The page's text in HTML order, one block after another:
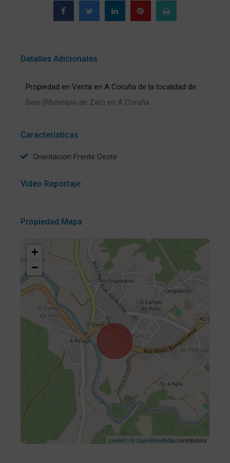
Detalles Adicionales
Propiedad en Venta en A Coruña de la localidad de:
Baio (Municipio de Zas) en A Coruña
Características
Orientacion Frente Oeste
Video Reportaje
Propiedad Mapa
+
−
Leaflet | ©OpenStreetMapcontributors